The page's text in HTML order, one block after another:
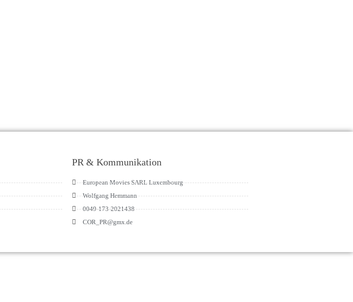
PR & Kommunikation
European Movies SARL Luxembourg
Wolfgang Hemmann
0049-173-2021438
COR_PR@gmx.de